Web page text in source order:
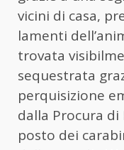
vicini di casa,
lamenti
trovata
sequestrata
perquisizione
dalla Procura di
posto dei